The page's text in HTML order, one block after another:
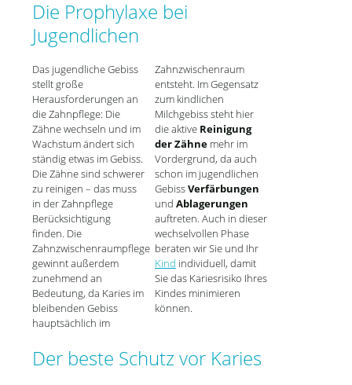
Die Prophylaxe bei
Jugendlichen
Das jugendliche Gebiss
stellt große
Herausforderungen an
die Zahnpflege: Die
Zähne wechseln und im
Wachstum ändert sich
ständig etwas im Gebiss.
Die Zähne sind schwerer
zu reinigen – das muss
in der Zahnpflege
Berücksichtigung
finden. Die
Zahnzwischenraumpflege
gewinnt außerdem
zunehmend an
Bedeutung, da Karies im
bleibenden Gebiss
hauptsächlich im
Zahnzwischenraum
entsteht. Im Gegensatz
zum kindlichen
Milchgebiss steht hier
die aktive Reinigung
der Zähne mehr im
Vordergrund, da auch
schon im jugendlichen
GebissVerfärbungen
und Ablagerungen
auftreten. Auch in dieser
wechselvollen Phase
beraten wir Sie und Ihr
Kind individuell, damit
Sie das Kariesrisiko Ihres
Kindes minimieren
können.
Der beste Schutz vor Karies